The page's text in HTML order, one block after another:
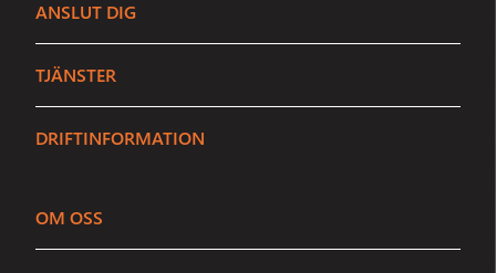
ANSLUT DIG
TJÄNSTER
DRIFTINFORMATION
OM OSS
Sundbybergs Stadsnät